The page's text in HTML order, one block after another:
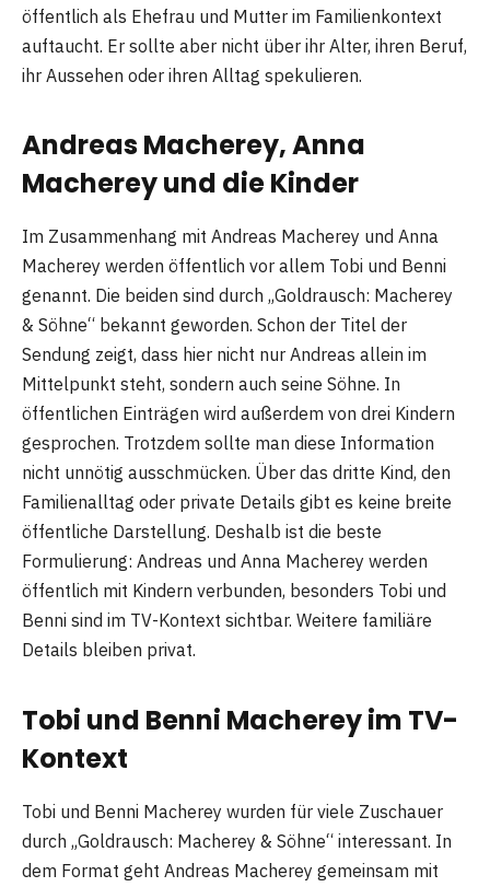
öffentlich als Ehefrau und Mutter im Familienkontext
auftaucht. Er sollte aber nicht über ihr Alter, ihren Beruf,
ihr Aussehen oder ihren Alltag spekulieren.
Andreas Macherey, Anna
Macherey und die Kinder
Im Zusammenhang mit Andreas Macherey und Anna
Macherey werden öffentlich vor allem Tobi und Benni
genannt. Die beiden sind durch „Goldrausch: Macherey
& Söhne“ bekannt geworden. Schon der Titel der
Sendung zeigt, dass hier nicht nur Andreas allein im
Mittelpunkt steht, sondern auch seine Söhne. In
öffentlichen Einträgen wird außerdem von drei Kindern
gesprochen. Trotzdem sollte man diese Information
nicht unnötig ausschmücken. Über das dritte Kind, den
Familienalltag oder private Details gibt es keine breite
öffentliche Darstellung. Deshalb ist die beste
Formulierung: Andreas und Anna Macherey werden
öffentlich mit Kindern verbunden, besonders Tobi und
Benni sind im TV-Kontext sichtbar. Weitere familiäre
Details bleiben privat.
Tobi und Benni Macherey im TV-
Kontext
Tobi und Benni Macherey wurden für viele Zuschauer
durch „Goldrausch: Macherey & Söhne“ interessant. In
dem Format geht Andreas Macherey gemeinsam mit